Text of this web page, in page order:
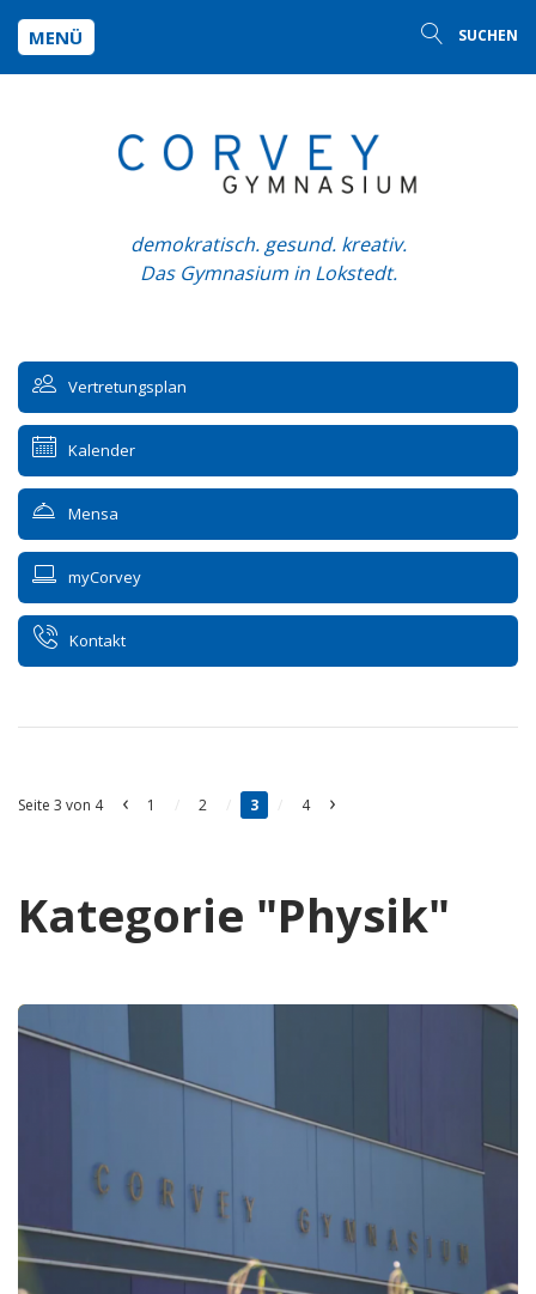
MENÜ SUCHEN
demokratisch. gesund. kreativ.
Das Gymnasium in Lokstedt.
Vertretungsplan
Kalender
Mensa
myCorvey
Kontakt
Seite 3 von 4 ‹ 1 2 3 4 ›
Kategorie "Physik"